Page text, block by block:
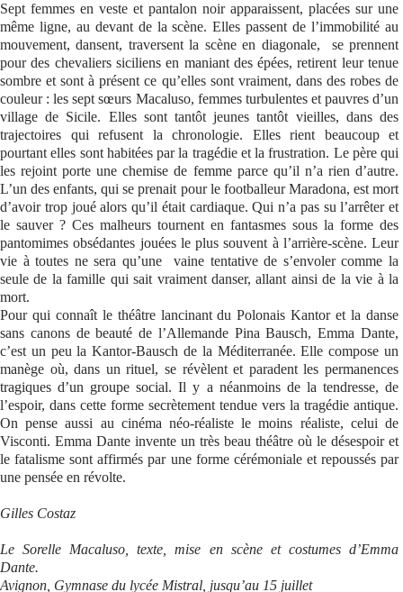
Abonnement▼
Se connecter
Sept femmes en veste et pantalon noir apparaissent, placées sur une
même ligne, au devant de la scène. Elles passent de l’immobilité au
mouvement, dansent, traversent la scène en diagonale, se prennent
pour des chevaliers siciliens en maniant des épées, retirent leur tenue
sombre et sont à présent ce qu’elles sont vraiment, dans des robes de
couleur : les sept sœurs Macaluso, femmes turbulentes et pauvres d’un
village de Sicile. Elles sont tantôt jeunes tantôt vieilles, dans des
trajectoires qui refusent la chronologie. Elles rient beaucoup et
pourtant elles sont habitées par la tragédie et la frustration. Le père qui
les rejoint porte une chemise de femme parce qu’il n’a rien d’autre.
L’un des enfants, qui se prenait pour le footballeur Maradona, est mort
d’avoir trop joué alors qu’il était cardiaque. Qui n’a pas su l’arrêter et
le sauver ? Ces malheurs tournent en fantasmes sous la forme des
pantomimes obsédantes jouées le plus souvent à l’arrière-scène. Leur
vie à toutes ne sera qu’une vaine tentative de s’envoler comme la
seule de la famille qui sait vraiment danser, allant ainsi de la vie à la
mort.
Pour qui connaît le théâtre lancinant du Polonais Kantor et la danse
sans canons de beauté de l’Allemande Pina Bausch, Emma Dante,
c’est un peu la Kantor-Bausch de la Méditerranée. Elle compose un
manège où, dans un rituel, se révèlent et paradent les permanences
tragiques d’un groupe social. Il y a néanmoins de la tendresse, de
l’espoir, dans cette forme secrètement tendue vers la tragédie antique.
On pense aussi au cinéma néo-réaliste le moins réaliste, celui de
Visconti. Emma Dante invente un très beau théâtre où le désespoir et
le fatalisme sont affirmés par une forme cérémoniale et repoussés par
une pensée en révolte.
Gilles Costaz
Le Sorelle Macaluso, texte, mise en scène et costumes d’Emma
Dante.
Avignon, Gymnase du lycée Mistral, jusqu’au 15 juillet